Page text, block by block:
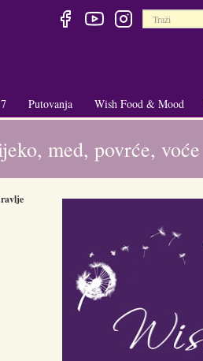
+
Putovanja
+
Wish Food & Mood
med, povrće, voće